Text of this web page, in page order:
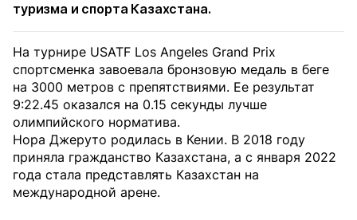
туризма и спорта Казахстана.
На турнире USATF Los Angeles Grand Prix
спортсменка завоевала бронзовую медаль в беге
на 3000 метров с препятствиями. Ее результат
9:22.45 оказался на 0.15 секунды лучше
олимпийского норматива.
Нора Джеруто родилась в Кении. В 2018 году
приняла гражданство Казахстана, а с января 2022
года стала представлять Казахстан на
международной арене.